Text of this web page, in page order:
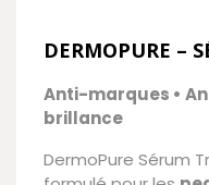
DERMOPURE –
Anti-marques •
brillance
DermoPure Sérum